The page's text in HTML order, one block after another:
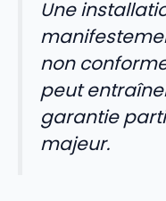
Une
non
peut
garantie
majeur.